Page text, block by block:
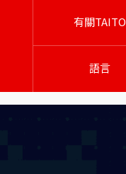
有關TAITO
語言